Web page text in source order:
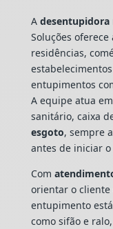
A desentupidora
Soluções
residências,
entupimentos
A equipe atua
sanitário, caixa
esgoto, sempre
antes de iniciar
Com
orientar o
entupimento
como sifão e